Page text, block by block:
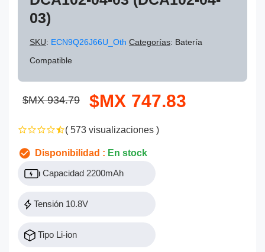
03)
SKU: ECN9Q26J66U_Oth Categorías: Batería
Compatible
$MX 934.79 $MX 747.83
( 573 visualizaciones )
Disponibilidad : En stock
Capacidad 2200mAh
Tensión 10.8V
Tipo Li-ion